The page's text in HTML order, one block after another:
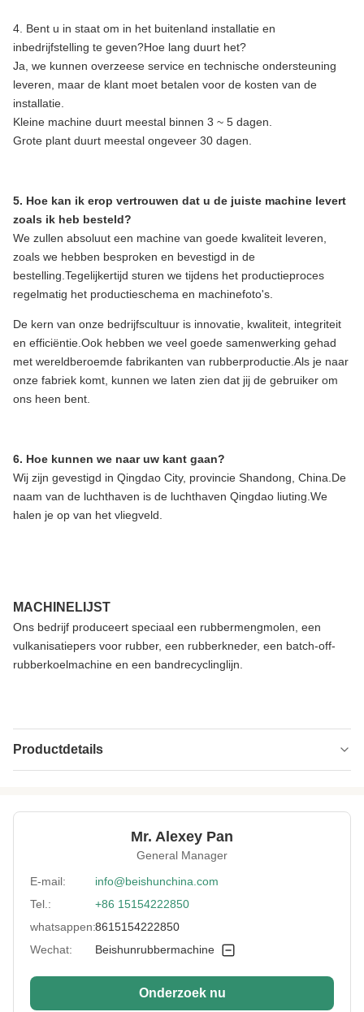
4. Bent u in staat om in het buitenland installatie en
inbedrijfstelling te geven?Hoe lang duurt het?
Ja, we kunnen overzeese service en technische ondersteuning
leveren, maar de klant moet betalen voor de kosten van de
installatie.
Kleine machine duurt meestal binnen 3 ~ 5 dagen.
Grote plant duurt meestal ongeveer 30 dagen.
5. Hoe kan ik erop vertrouwen dat u de juiste machine levert
zoals ik heb besteld?
We zullen absoluut een machine van goede kwaliteit leveren,
zoals we hebben besproken en bevestigd in de
bestelling.Tegelijkertijd sturen we tijdens het productieproces
regelmatig het productieschema en machinefoto's.
De kern van onze bedrijfscultuur is innovatie, kwaliteit, integriteit
en efficiëntie.Ook hebben we veel goede samenwerking gehad
met wereldberoemde fabrikanten van rubberproductie.Als je naar
onze fabriek komt, kunnen we laten zien dat jij de gebruiker om
ons heen bent.
6. Hoe kunnen we naar uw kant gaan?
Wij zijn gevestigd in Qingdao City, provincie Shandong, China.De
naam van de luchthaven is de luchthaven Qingdao liuting.We
halen je op van het vliegveld.
MACHINELIJST
Ons bedrijf produceert speciaal een rubbermengmolen, een
vulkanisatiepers voor rubber, een rubberkneder, een batch-off-
rubberkoelmachine en een bandrecyclinglijn.
Productdetails
Core Components:PLC, motor, motor
Rubber en kunststof mengen
Applicable
Industries:
Productiefabriek
Natural Rubber Kneder Machine
55L Kneder Mixer Rubber Synthetisch
Teruggewonnen
Mr. Alexey Pan
General Manager
E-mail:
info@beishunchina.com
Tel.:
+86 15154222850
whatsappen:8615154222850
Wechat:
Beishunrubbermachine
Onderzoek nu